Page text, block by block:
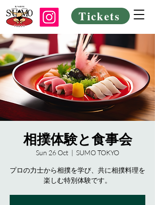
Tickets
相撲体験と食事会
Sun 26 Oct
  |
SUMO TOKYO
プロの力士から相撲を学び、共に相撲料理を
楽しむ特別体験です。